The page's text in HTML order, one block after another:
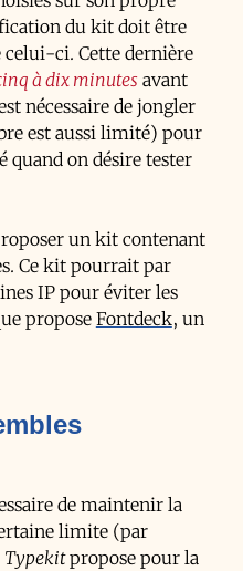
du kit doit être
celui-ci. Cette dernière
à dix minutesavant
nécessaire de jongler
est aussi limité) pour
quand on désire tester
un kit contenant
Ce kit pourrait par
IP pour éviter les
propose Fontdeck, un
de maintenir la
limite (par
Typekitpropose pour la